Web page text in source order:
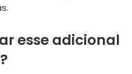
esse adicional